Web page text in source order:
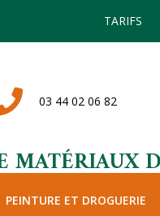
TARIFS
03 44 02 06 82
MATÉRIAUX
PEINTURE ET DROGUERIE